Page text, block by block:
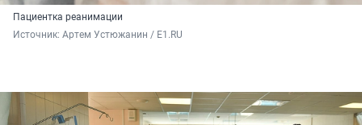
Пациентка реанимации
Источник: Артем Устюжанин / E1.RU